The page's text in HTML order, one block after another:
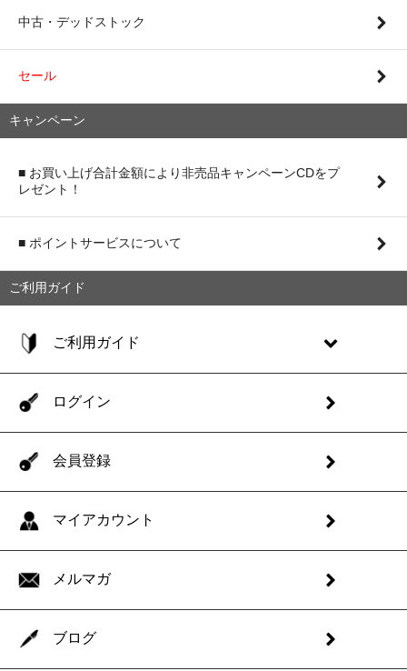
中古・デッドストック
セール
キャンペーン
■ お買い上げ合計金額により非売品キャンペーンCDをプ
レゼント！
■ ポイントサービスについて
ご利用ガイド
ご利用ガイド
ログイン
会員登録
マイアカウント
メルマガ
ブログ